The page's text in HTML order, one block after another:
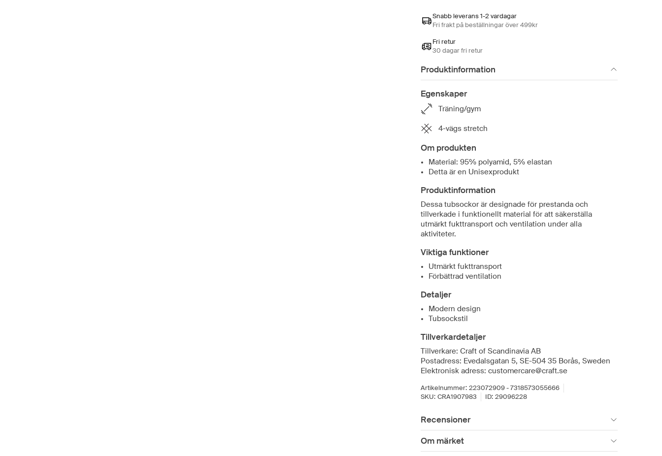
Snabb leverans 1-2 vardagar
Fri frakt på beställningar över 499kr
Fri retur
30 dagar fri retur
Produktinformation
Egenskaper
Träning/gym
4-vägs stretch
Om produkten
Material: 95% polyamid, 5% elastan
Detta är en Unisexprodukt
Produktinformation
Dessa tubsockor är designade för prestanda och
tillverkade i funktionellt material för att säkerställa
utmärkt fukttransport och ventilation under alla
aktiviteter.
Viktiga funktioner
Utmärkt fukttransport
Förbättrad ventilation
Detaljer
Modern design
Tubsockstil
Tillverkardetaljer
Tillverkare: Craft of Scandinavia AB
Postadress: Evedalsgatan 5, SE-504 35 Borås, Sweden
Elektronisk adress: customercare@craft.se
Artikelnummer: 223072909 - 7318573055666
SKU: CRA1907983 ID: 29096228
Recensioner
Om märket